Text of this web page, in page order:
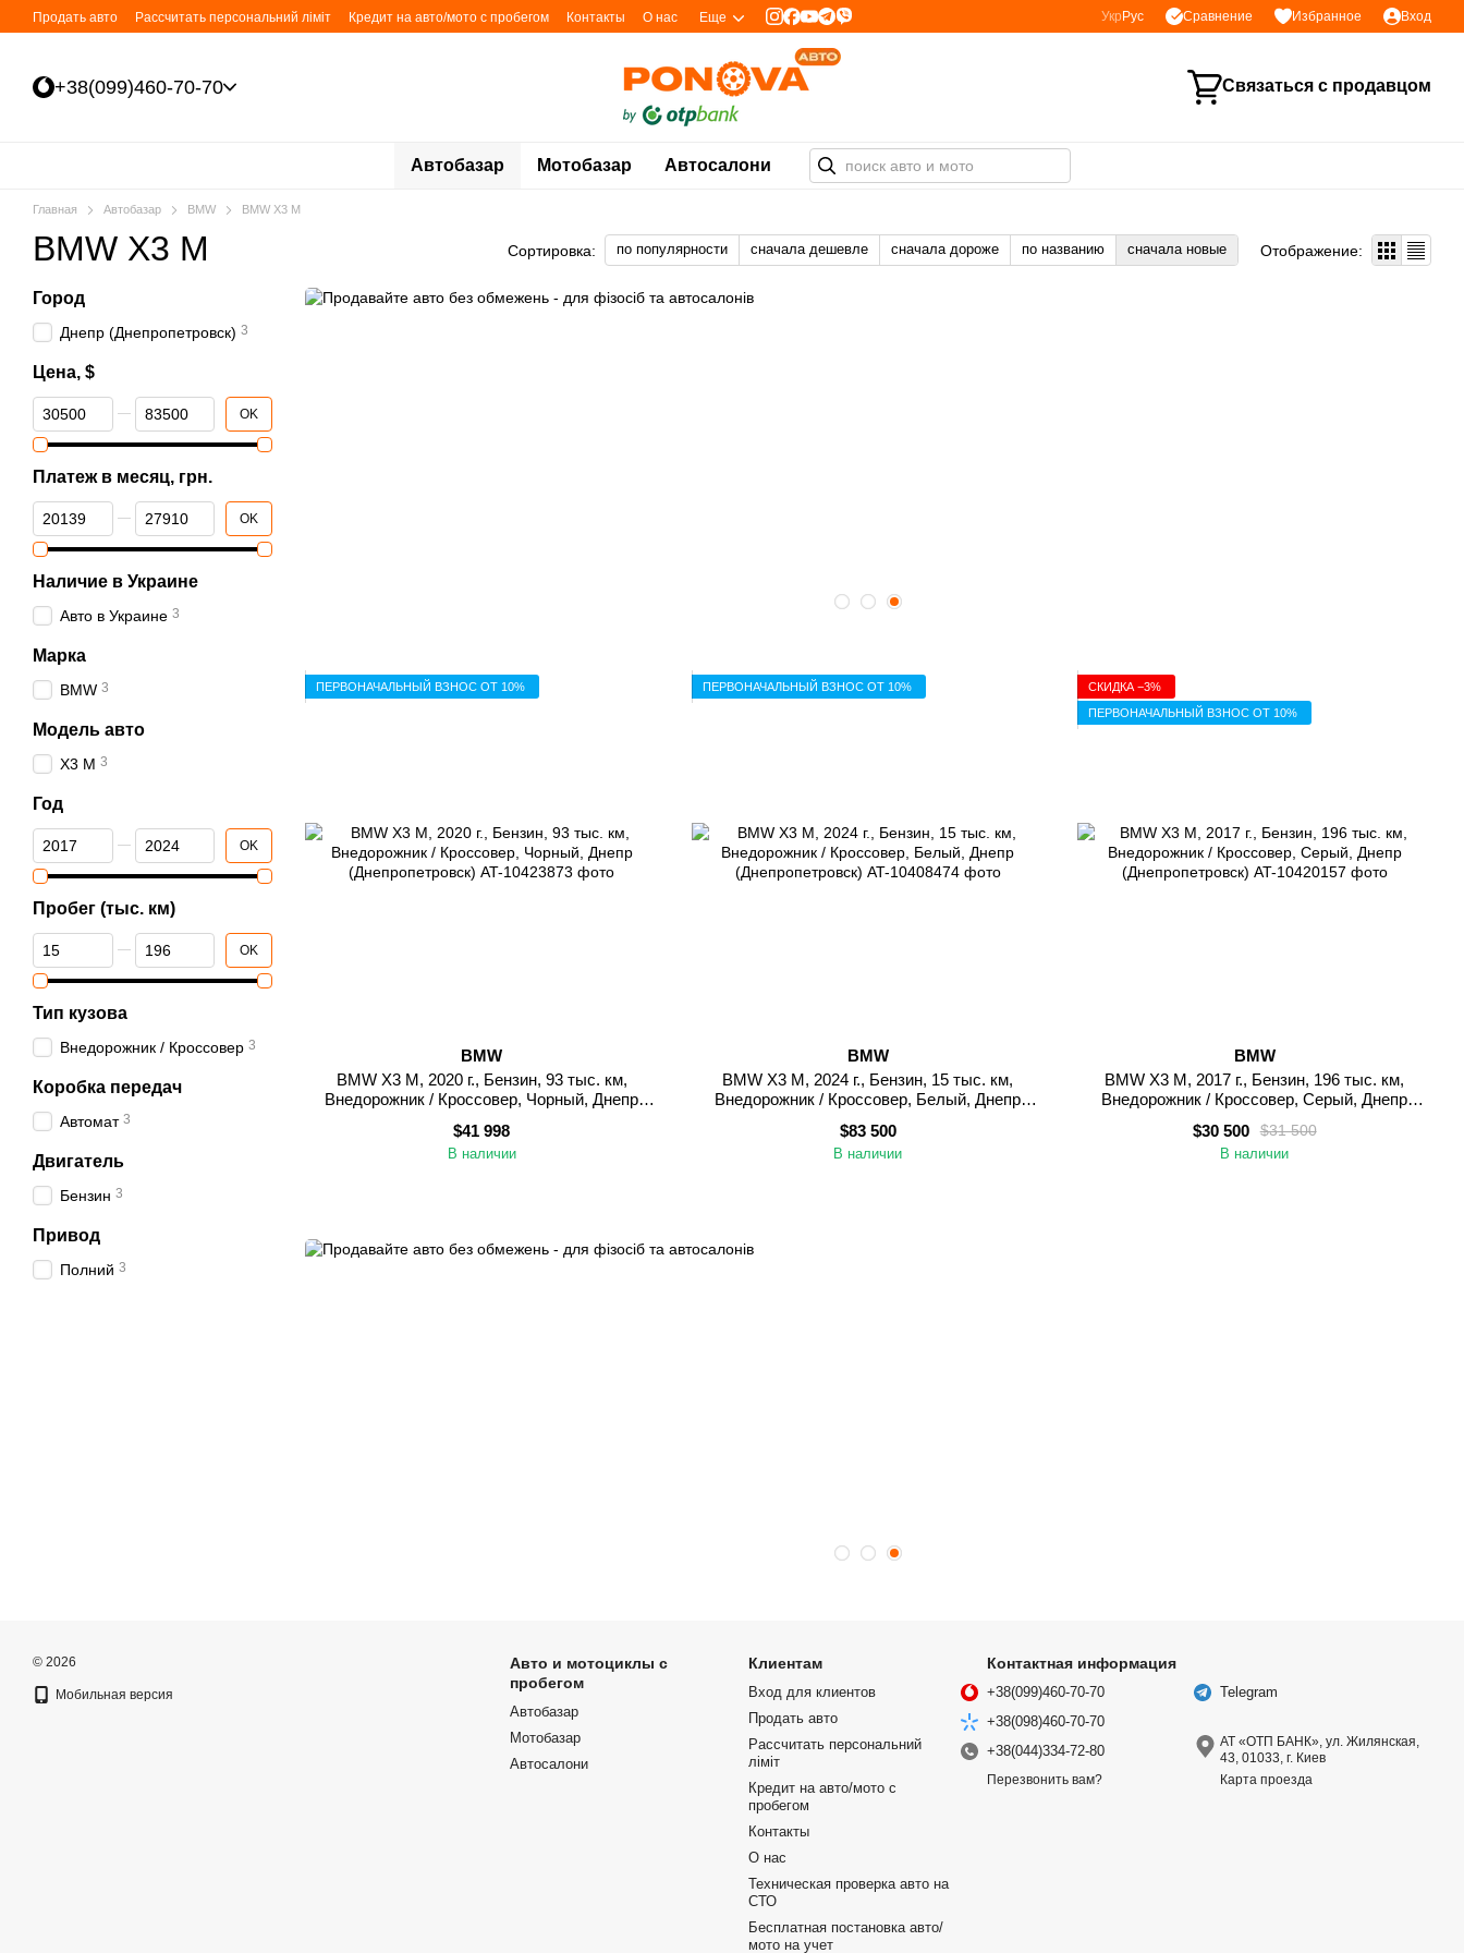
Перейти к основному контенту
Продать авто Рассчитать персональний ліміт Кредит на авто/мото с пробегом Контакты О нас Еще Укр Рус Сравнение Избранное Вход
+38(099)460-70-70 Связаться с продавцом
Автобазар Мотобазар Автосалони
Главная Автобазар BMW BMW X3 M
BMW X3 M Сортировка: по популярности сначала дешевле сначала дороже по названию сначала новые Отображение:
ПЕРВОНАЧАЛЬНЫЙ ВЗНОС ОТ 10%
BMW
BMW X3 M, 2020 г., Бензин, 93 тыс. км,
Внедорожник / Кроссовер, Чорный, Днепр
$41 998
В наличии
ПЕРВОНАЧАЛЬНЫЙ ВЗНОС ОТ 10%
BMW
BMW X3 M, 2024 г., Бензин, 15 тыс. км,
Внедорожник / Кроссовер, Белый, Днепр
$83 500
В наличии
СКИДКА −3%
ПЕРВОНАЧАЛЬНЫЙ ВЗНОС ОТ 10%
BMW
BMW X3 M, 2017 г., Бензин, 196 тыс. км,
Внедорожник / Кроссовер, Серый, Днепр
$31 500
$30 500
В наличии
Город
Днепр (Днепропетровск) 3
Цена, $
От Цена, $
До Цена, $ OK
Платеж в месяц, грн.
От Платеж в месяц, грн.
До Платеж в месяц, грн. OK
Наличие в Украине
Авто в Украине 3
Марка
BMW 3
Модель авто
X3 M 3
Год
От Год
До Год OK
Пробег (тыс. км)
От Пробег (тыс. км)
До Пробег (тыс. км) OK
Тип кузова
Внедорожник / Кроссовер 3
Коробка передач
Автомат 3
Двигатель
Бензин 3
Привод
Полний 3
© 2026
Мобильная версия
Авто и мотоциклы с
пробегом
Автобазар
Мотобазар
Автосалони
Клиентам
Вход для клиентов
Продать авто
Рассчитать персональний
ліміт
Кредит на авто/мото с
пробегом
Контакты
О нас
Техническая проверка авто на
СТО
Бесплатная постановка авто/
мото на учет
Контактная информация
+38(099)460-70-70
+38(098)460-70-70
+38(044)334-72-80
Перезвонить вам?
Telegram
АТ «ОТП БАНК», ул. Жилянская,
43, 01033, г. Киев
Карта проезда